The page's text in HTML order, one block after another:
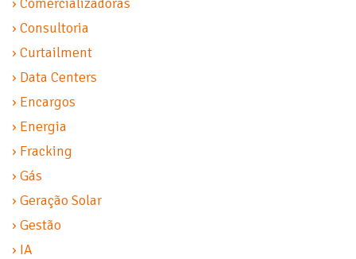
› Consultoria
› Curtailment
› Data Centers
› Encargos
› Energia
› Fracking
› Gás
› Geração Solar
› Gestão
› IA